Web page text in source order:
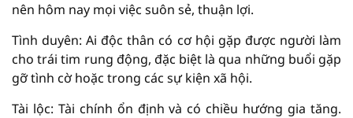
nên hôm nay mọi việc suôn sẻ, thuận lợi.
Tình duyên: Ai độc thân có cơ hội gặp được người làm
cho trái tim rung động, đặc biệt là qua những buổi gặp
gỡ tình cờ hoặc trong các sự kiện xã hội.
Tài lộc: Tài chính ổn định và có chiều hướng gia tăng.